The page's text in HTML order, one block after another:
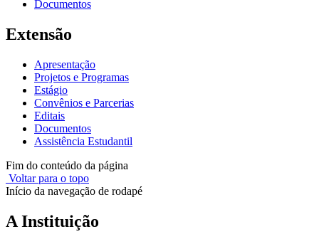
Documentos
Extensão
Apresentação
Projetos e Programas
Estágio
Convênios e Parcerias
Editais
Documentos
Assistência Estudantil
Fim do conteúdo da página
Voltar para o topo
Início da navegação de rodapé
A Instituição